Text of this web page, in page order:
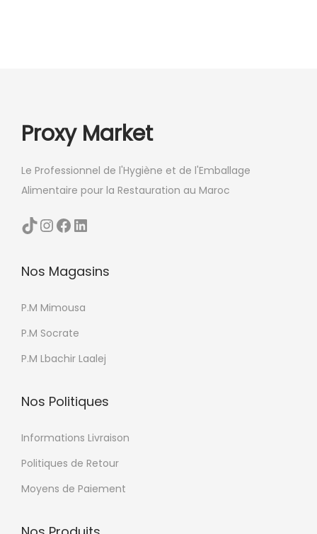
Proxy Market
Le Professionnel de l'Hygiène et de l'Emballage
Alimentaire pour la Restauration au Maroc
TikTok InstagramFacebook LinkedIn
Nos Magasins
P.M Mimousa
P.M Socrate
P.M Lbachir Laalej
Nos Politiques
Informations Livraison
Politiques de Retour
Moyens de Paiement